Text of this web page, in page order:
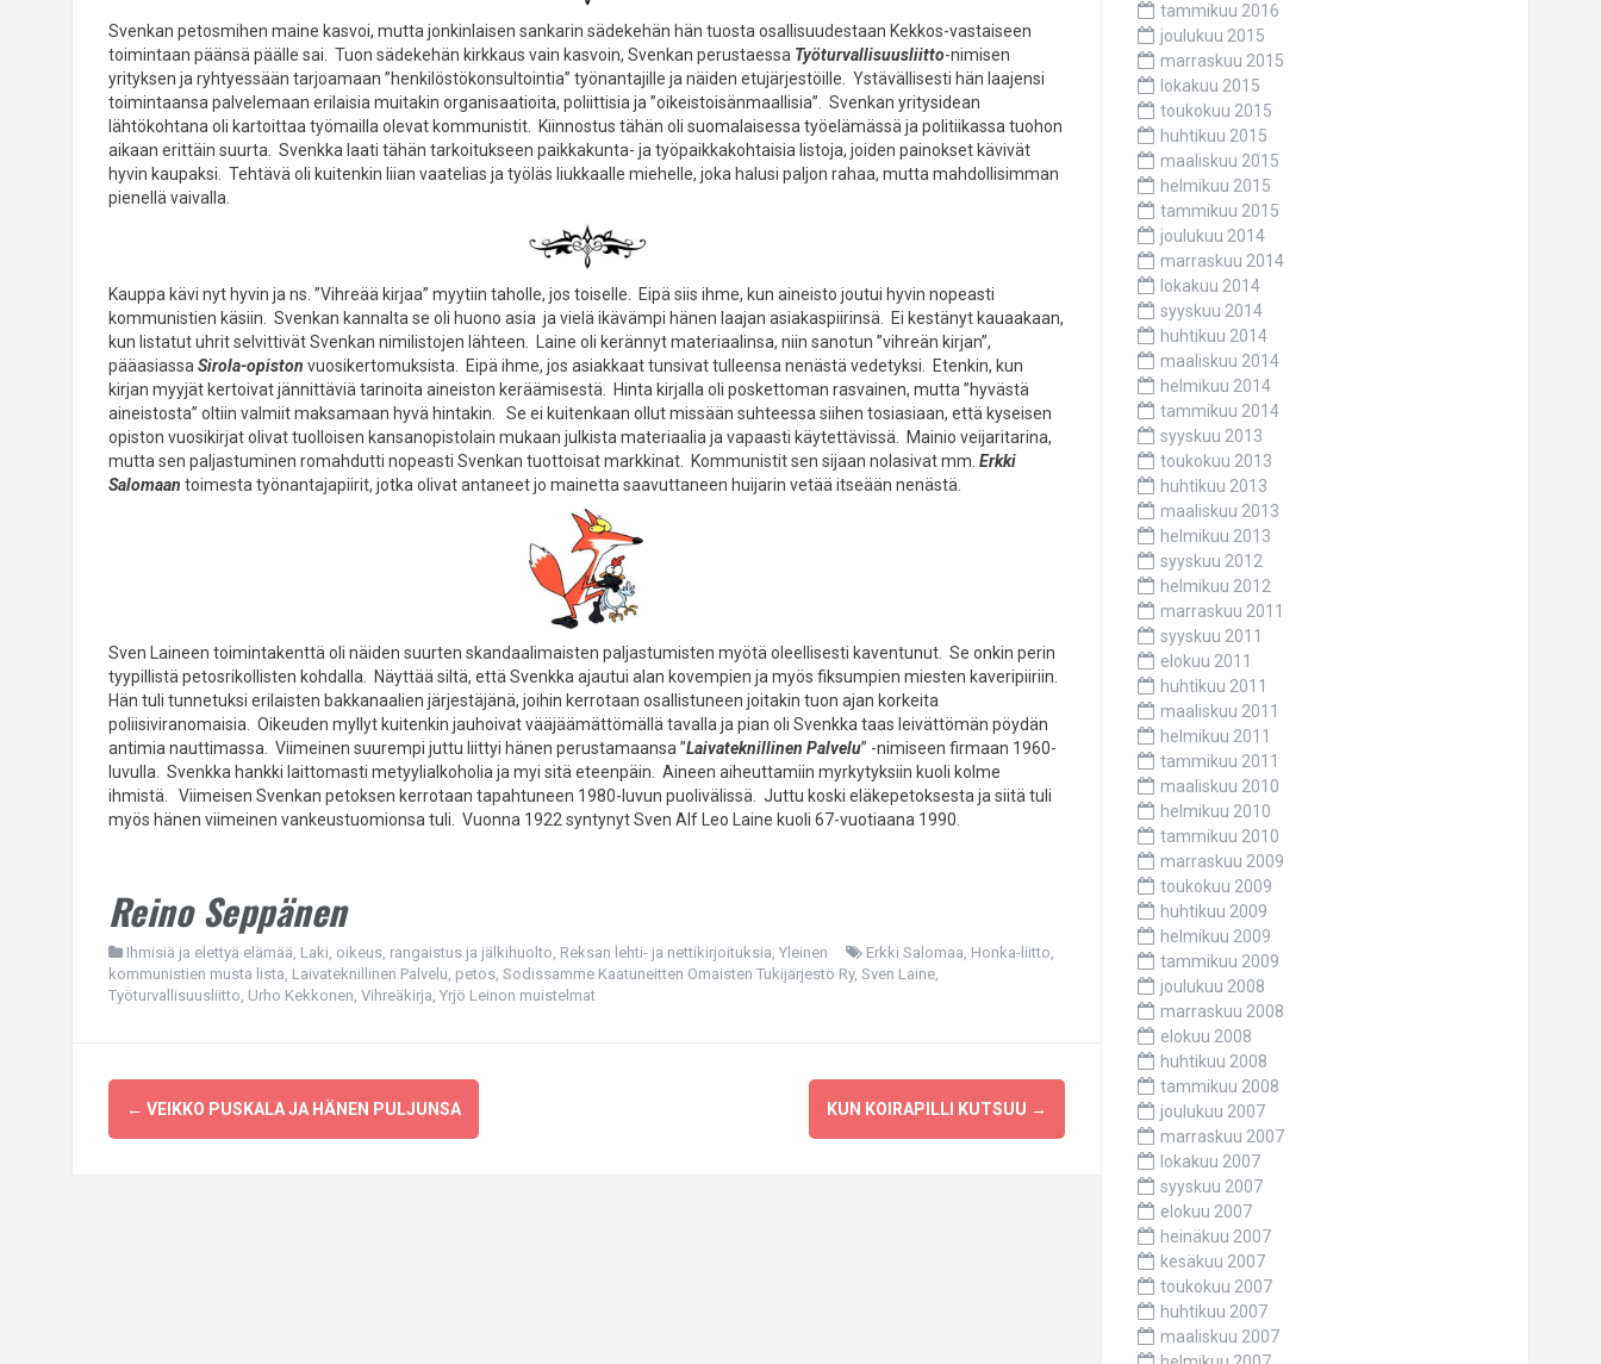
Svenkan petosmihen maine kasvoi, mutta jonkinlaisen sankarin sädekehän hän tuosta osallisuudestaan Kekkos-vastaiseen
toimintaan päänsä päälle sai. Tuon sädekehän kirkkaus vain kasvoin, Svenkan perustaessa Työturvallisuusliitto-nimisen
yrityksen ja ryhtyessään tarjoamaan ”henkilöstökonsultointia” työnantajille ja näiden etujärjestöille. Ystävällisesti hän laajensi
toimintaansa palvelemaan erilaisia muitakin organisaatioita, poliittisia ja ”oikeistoisänmaallisia”. Svenkan yritysidean
lähtökohtana oli kartoittaa työmailla olevat kommunistit. Kiinnostus tähän oli suomalaisessa työelämässä ja politiikassa tuohon
aikaan erittäin suurta. Svenkka laati tähän tarkoitukseen paikkakunta- ja työpaikkakohtaisia listoja, joiden painokset kävivät
hyvin kaupaksi. Tehtävä oli kuitenkin liian vaatelias ja työläs liukkaalle miehelle, joka halusi paljon rahaa, mutta mahdollisimman
pienellä vaivalla.
Kauppa kävi nyt hyvin ja ns. ”Vihreää kirjaa” myytiin taholle, jos toiselle. Eipä siis ihme, kun aineisto joutui hyvin nopeasti
kommunistien käsiin. Svenkan kannalta se oli huono asia ja vielä ikävämpi hänen laajan asiakaspiirinsä. Ei kestänyt kauaakaan,
kun listatut uhrit selvittivät Svenkan nimilistojen lähteen. Laine oli kerännyt materiaalinsa, niin sanotun ”vihreän kirjan”,
pääasiassaSirola-opiston vuosikertomuksista. Eipä ihme, jos asiakkaat tunsivat tulleensa nenästä vedetyksi. Etenkin, kun
kirjan myyjät kertoivat jännittäviä tarinoita aineiston keräämisestä. Hinta kirjalla oli poskettoman rasvainen, mutta ”hyvästä
aineistosta” oltiin valmiit maksamaan hyvä hintakin. Se ei kuitenkaan ollut missään suhteessa siihen tosiasiaan, että kyseisen
opiston vuosikirjat olivat tuolloisen kansanopistolain mukaan julkista materiaalia ja vapaasti käytettävissä. Mainio veijaritarina,
mutta sen paljastuminen romahdutti nopeasti Svenkan tuottoisat markkinat. Kommunistit sen sijaan nolasivat mm. Erkki
Salomaan toimesta työnantajapiirit, jotka olivat antaneet jo mainetta saavuttaneen huijarin vetää itseään nenästä.
Sven Laineen toimintakenttä oli näiden suurten skandaalimaisten paljastumisten myötä oleellisesti kaventunut. Se onkin perin
tyypillistä petosrikollisten kohdalla. Näyttää siltä, että Svenkka ajautui alan kovempien ja myös fiksumpien miesten kaveripiiriin.
Hän tuli tunnetuksi erilaisten bakkanaalien järjestäjänä, joihin kerrotaan osallistuneen joitakin tuon ajan korkeita
poliisiviranomaisia. Oikeuden myllyt kuitenkin jauhoivat vääjäämättömällä tavalla ja pian oli Svenkka taas leivättömän pöydän
antimia nauttimassa. Viimeinen suurempi juttu liittyi hänen perustamaansa ”Laivateknillinen Palvelu” -nimiseen firmaan 1960-
luvulla. Svenkka hankki laittomasti metyylialkoholia ja myi sitä eteenpäin. Aineen aiheuttamiin myrkytyksiin kuoli kolme
ihmistä. Viimeisen Svenkan petoksen kerrotaan tapahtuneen 1980-luvun puolivälissä. Juttu koski eläkepetoksesta ja siitä tuli
myös hänen viimeinen vankeustuomionsa tuli. Vuonna 1922 syntynyt Sven Alf Leo Laine kuoli 67-vuotiaana 1990.
Reino Seppänen
Ihmisiä ja elettyä elämää Laki, oikeus, rangaistus ja jälkihuolto Reksan lehti- ja nettikirjoituksia Yleinen Erkki Salomaa Honka-liitto
kommunistien musta lista Laivateknillinen Palvelu petos, Sodissamme Kaatuneitten Omaisten Tukijärjestö Ry, Sven Laine,
Työturvallisuusliitto Urho Kekkonen Vihreäkirja Yrjö Leinon muistelmat
Post
navigation
← VEIKKO PUSKALA JA HÄNEN PULJUNSA KUN KOIRAPILLI KUTSUU →
tammikuu 2016
joulukuu 2015
marraskuu 2015
lokakuu 2015
toukokuu 2015
huhtikuu 2015
maaliskuu 2015
helmikuu 2015
tammikuu 2015
joulukuu 2014
marraskuu 2014
lokakuu 2014
syyskuu 2014
huhtikuu 2014
maaliskuu 2014
helmikuu 2014
tammikuu 2014
syyskuu 2013
toukokuu 2013
huhtikuu 2013
maaliskuu 2013
helmikuu 2013
syyskuu 2012
helmikuu 2012
marraskuu 2011
syyskuu 2011
elokuu 2011
huhtikuu 2011
maaliskuu 2011
helmikuu 2011
tammikuu 2011
maaliskuu 2010
helmikuu 2010
tammikuu 2010
marraskuu 2009
toukokuu 2009
huhtikuu 2009
helmikuu 2009
tammikuu 2009
joulukuu 2008
marraskuu 2008
elokuu 2008
huhtikuu 2008
tammikuu 2008
joulukuu 2007
marraskuu 2007
lokakuu 2007
syyskuu 2007
elokuu 2007
heinäkuu 2007
kesäkuu 2007
toukokuu 2007
huhtikuu 2007
maaliskuu 2007